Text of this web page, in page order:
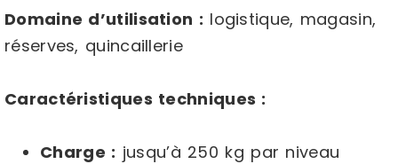
Domaine d’utilisation : logistique, magasin,
réserves, quincaillerie
Caractéristiques techniques :
Charge : jusqu’à 250 kg par niveau